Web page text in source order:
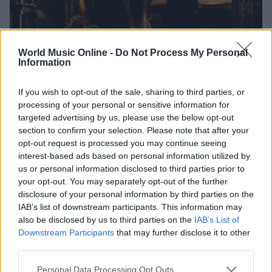
World Music Online - Do Not Process My Personal
Information
If you wish to opt-out of the sale, sharing to third parties, or
processing of your personal or sensitive information for
targeted advertising by us, please use the below opt-out
section to confirm your selection. Please note that after your
opt-out request is processed you may continue seeing
interest-based ads based on personal information utilized by
us or personal information disclosed to third parties prior to
your opt-out. You may separately opt-out of the further
disclosure of your personal information by third parties on the
IAB’s list of downstream participants. This information may
also be disclosed by us to third parties on the IAB’s List of
Downstream Participants that may further disclose it to other
Please note that this website/app uses one or more Google
Personal Data Processing Opt Outs
Dall’hardcore al post-metal: l’incredibile percorso dei
Neurosis
Cristian Castiglioni · 8 Ago 2026
RECENSIONI